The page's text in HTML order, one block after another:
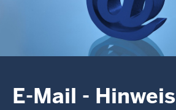
E-Mail - Hinweis